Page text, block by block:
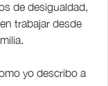
de desigualdad,
trabajar desde
yo describo a